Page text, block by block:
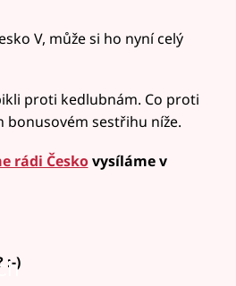
V, může si ho nyní celý
proti kedlubnám. Co proti
bonusovém sestřihu níže.
rádi Českovysíláme v
:-)